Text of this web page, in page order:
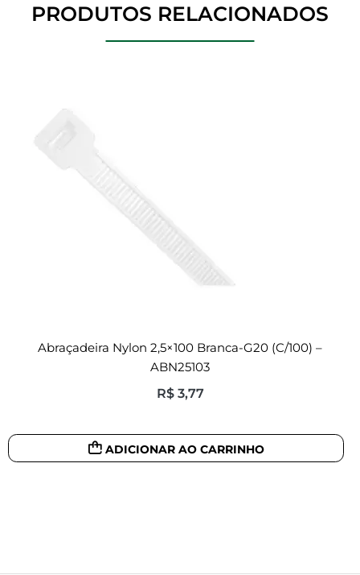
PRODUTOS RELACIONADOS
Abraçadeira Nylon 2,5×100 Branca-G20 (c/100) –
ABN25103
R$3,77
ADICIONAR AO CARRINHO